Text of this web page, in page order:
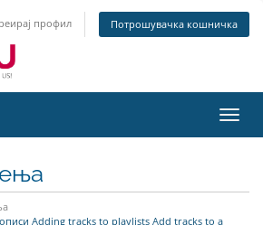
профил Потрошувачка кошничка
Adding tracks to playlists Add tracks to a